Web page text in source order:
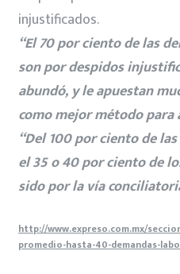
injustificados.
“El 70 por ciento de las
son por despidos
abundó, y le apuestan
como mejor método
“Del 100 por ciento de
el 35 o 40 por ciento de
sido por la vía
http://www.expreso.com.mx/
promedio-hasta-40-demandas-